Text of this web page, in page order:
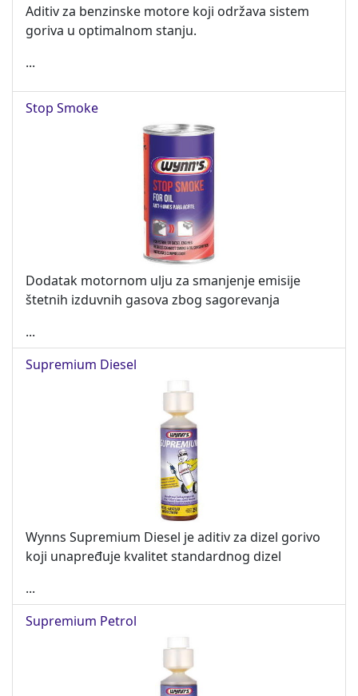
Aditiv za benzinske motore koji održava sistem
goriva u optimalnom stanju.
...
Stop Smoke
Dodatak motornom ulju za smanjenje emisije
štetnih izduvnih gasova zbog sagorevanja
...
Supremium Diesel
Wynns Supremium Diesel je aditiv za dizel gorivo
koji unapređuje kvalitet standardnog dizel
...
Supremium Petrol